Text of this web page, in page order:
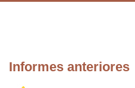
Informes anteriores